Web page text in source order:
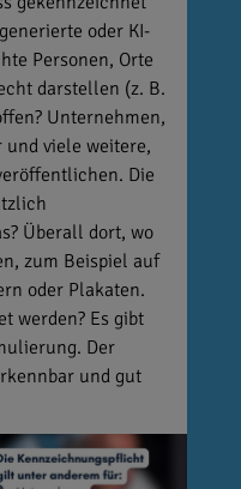
oder KI-
Personen, Orte
darstellen (z. B.
Unternehmen,
viele weitere,
Die
Überall dort, wo
zum Beispiel auf
oder Plakaten.
werden? Es gibt
Der
und gut